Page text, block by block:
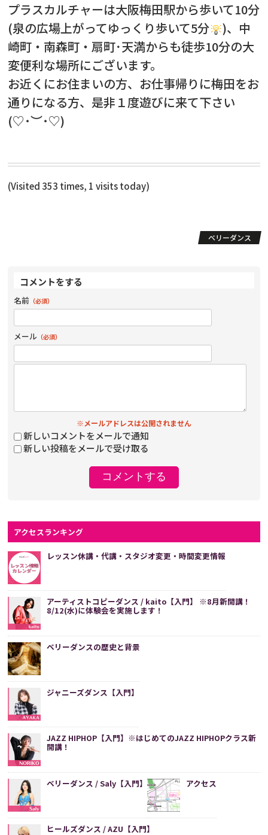
プラスカルチャーは大阪梅田駅から歩いて10分
(泉の広場上がってゆっくり歩いて5分
)、中
崎町・南森町・扇町･天満からも徒歩10分の大
変便利な場所にございます。
お近くにお住まいの方、お仕事帰りに梅田をお
通りになる方、是非１度遊びに来て下さい
(♡˙︶˙♡)
(Visited 353 times, 1 visits today)
ベリーダンス
コメントをする
名前 （必須）
メール （必須）
※メールアドレスは公開されません
新しいコメントをメールで通知
新しい投稿をメールで受け取る
アクセスランキング
レッスン休講・代講・スタジオ変更・時間変更情報
アーティストコピーダンス / kaito【入門】 ※8月新開講！
8/12(水)に体験会を実施します！
ベリーダンスの歴史と背景
ジャニーズダンス【入門】
JAZZ HIPHOP【入門】※はじめてのJAZZ HIPHOPクラス新
開講！
ベリーダンス / Saly【入門】 アクセス
ヒールズダンス / AZU【入門】